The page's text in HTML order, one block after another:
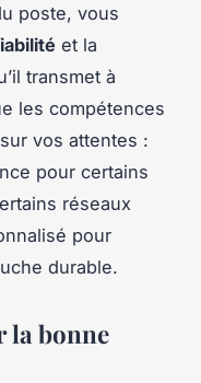
poste, vous
et la
transmet à
les compétences
vos attentes :
pour certains
réseaux
pour
durable.
la bonne